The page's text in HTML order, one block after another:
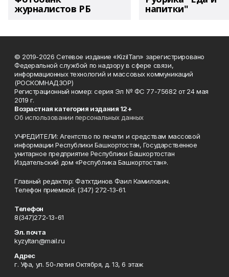
журналистов РБ напитки"
© 2019-2026 Сетевое издание «KizilTan» зарегистрировано
Федеральной службой по надзору в сфере связи,
информационных технологий и массовых коммуникаций
(РОСКОМНАДЗОР)
Регистрационный номер: серия Эл № ФС 77-75682 от 24 мая
2019 г.
Возрастная категория издания 12+
Об использовании персональных данных
УЧРЕДИТЕЛИ: Агентство по печати и средствам массовой
информации Республики Башкортостан, Государственное
унитарное предприятие Республики Башкортостан
Издательский дом «Республика Башкортостан».
Главный редактор: Фатхтдинов Фаил Камилович.
Телефон приемной: (347) 272-13-61.
Телефон
8(347)272-13-61
Эл. почта
kyzyltan@mail.ru
Адрес
г. Уфа, ул. 50-летия Октября, д. 13, 6 этаж